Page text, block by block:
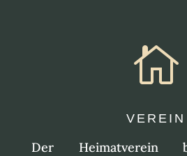

VEREIN
Der Heimatverein